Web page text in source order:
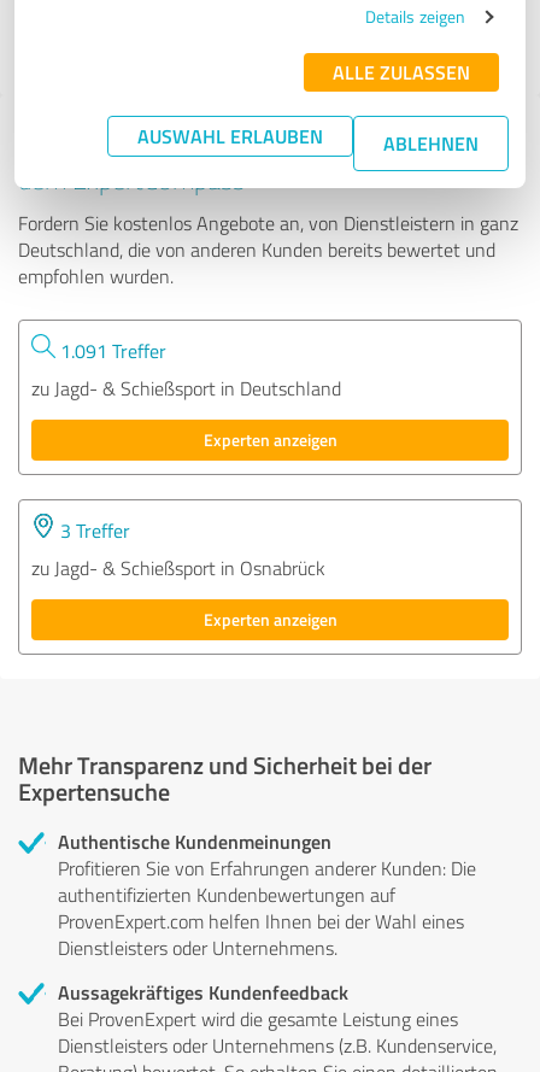
Details zeigen
ALLE ZULASSEN
AUSWAHL ERLAUBEN ABLEHNEN
Tipp: Die passenden Experten finden - mit
dem ExpertCompass
Fordern Sie kostenlos Angebote an, von Dienstleistern in ganz
Deutschland, die von anderen Kunden bereits bewertet und
empfohlen wurden.
1.091 Treffer
zu Jagd- & Schießsport in Deutschland
Experten anzeigen
3 Treffer
zu Jagd- & Schießsport in Osnabrück
Experten anzeigen
Mehr Transparenz und Sicherheit bei der
Expertensuche
Authentische Kundenmeinungen
Profitieren Sie von Erfahrungen anderer Kunden: Die
authentifizierten Kundenbewertungen auf
ProvenExpert.com helfen Ihnen bei der Wahl eines
Dienstleisters oder Unternehmens.
Aussagekräftiges Kundenfeedback
Bei ProvenExpert wird die gesamte Leistung eines
Dienstleisters oder Unternehmens (z.B. Kundenservice,